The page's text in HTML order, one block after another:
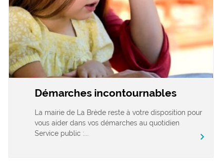
Démarches incontournables
La mairie de La Brède reste à votre disposition pour
vous aider dans vos démarches au quotidien
Service public :...
chevron_right